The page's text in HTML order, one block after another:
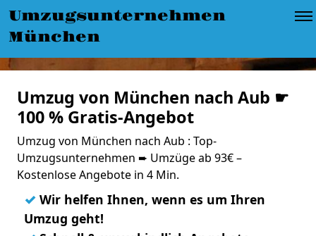
Umzugsunternehmen
München
Umzug von München nach Aub ☛
100 % Gratis-Angebot
Umzug von München nach Aub : Top-
Umzugsunternehmen ➨ Umzüge ab 93€ –
Kostenlose Angebote in 4 Min.
✓ Wir helfen Ihnen, wenn es um Ihren
Umzug geht!